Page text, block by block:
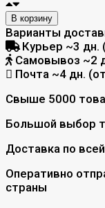
В корзину
Варианты
Курьер ~3 дн.
Самовывоз ~2
Почта ~4 дн.
Свыше 5000
Большой выбор
Доставка по
Оперативно
страны